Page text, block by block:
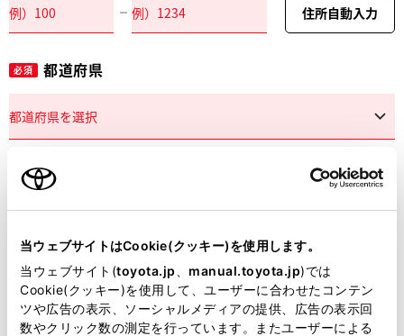
当ウェブサイトはCookie(クッキー)を使用します。
当ウェブサイト(toyota.jp manual.toyota.jp)では
Cookie(クッキー)を使用して、ユーザーに合わせたコンテン
ツや広告の表示、ソーシャルメディアの提供、広告の表示回
数やクリック数の測定を行っています。またユーザーによる
住所自動入力
必須 都道府県
市区町村名
必須 丁目番地